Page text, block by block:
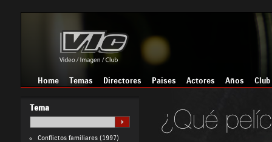
Home Temas Directores Países Actores Años Club
Tema
Conflictos familiares(1997)